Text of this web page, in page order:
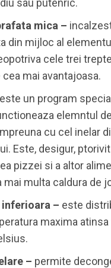
sau putenric.
mica –
din mijloc al
cele trei
cea mai avantajoasa.
este un program
elemntul
cu cel inelar
Este, desigur,
pizzei si a altor
mai multa caldura de
inferioara – este
maxima
– permite